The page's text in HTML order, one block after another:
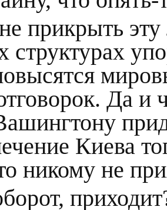
прикрыть
структурах
Да и
Киева
никому не